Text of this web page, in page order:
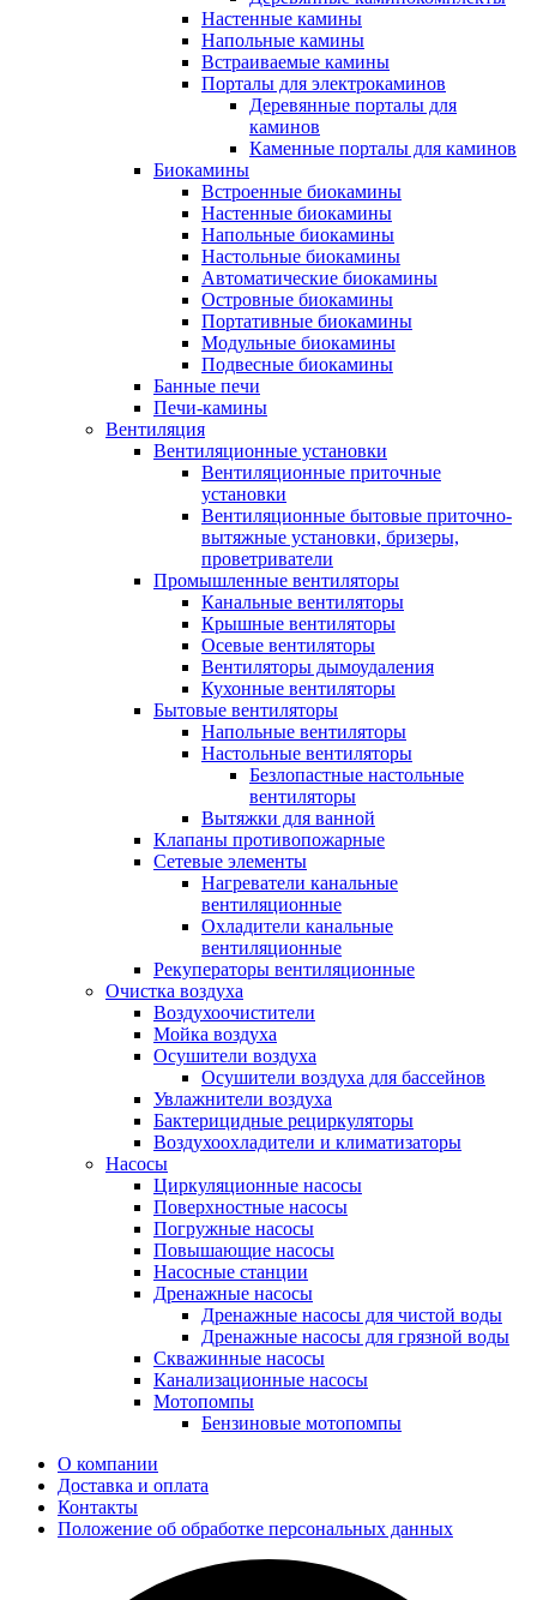
Настенные камины
Напольные камины
Встраиваемые камины
Порталы для электрокаминов
Деревянные порталы для
каминов
Каменные порталы для каминов
Биокамины
Встроенные биокамины
Настенные биокамины
Напольные биокамины
Настольные биокамины
Автоматические биокамины
Островные биокамины
Портативные биокамины
Модульные биокамины
Подвесные биокамины
Банные печи
Печи-камины
Вентиляция
Вентиляционные установки
Вентиляционные приточные
установки
Вентиляционные бытовые приточно-
вытяжные установки, бризеры,
проветриватели
Промышленные вентиляторы
Канальные вентиляторы
Крышные вентиляторы
Осевые вентиляторы
Вентиляторы дымоудаления
Кухонные вентиляторы
Бытовые вентиляторы
Напольные вентиляторы
Настольные вентиляторы
Безлопастные настольные
вентиляторы
Вытяжки для ванной
Клапаны противопожарные
Сетевые элементы
Нагреватели канальные
вентиляционные
Охладители канальные
вентиляционные
Рекуператоры вентиляционные
Очистка воздуха
Воздухоочистители
Мойка воздуха
Осушители воздуха
Осушители воздуха для бассейнов
Увлажнители воздуха
Бактерицидные рециркуляторы
Воздухоохладители и климатизаторы
Насосы
Циркуляционные насосы
Поверхностные насосы
Погружные насосы
Повышающие насосы
Насосные станции
Дренажные насосы
Дренажные насосы для чистой воды
Дренажные насосы для грязной воды
Скважинные насосы
Канализационные насосы
Мотопомпы
Бензиновые мотопомпы
О компании
Доставка и оплата
Контакты
Положение об обработке персональных данных